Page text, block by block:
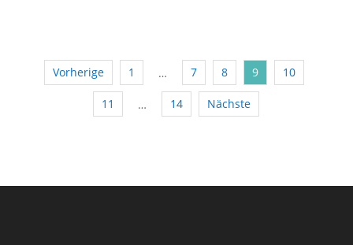
Vorherige 1 … 7 8 9 10
11 … 14 Nächste